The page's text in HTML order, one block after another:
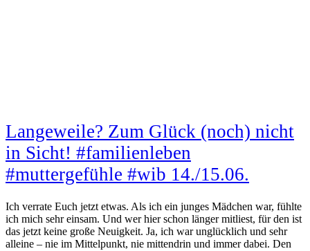
Langeweile? Zum Glück (noch) nicht
in Sicht! #familienleben
#muttergefühle #wib 14./15.06.
Ich verrate Euch jetzt etwas. Als ich ein junges Mädchen war, fühlte
ich mich sehr einsam. Und wer hier schon länger mitliest, für den ist
das jetzt keine große Neuigkeit. Ja, ich war unglücklich und sehr
alleine – nie im Mittelpunkt, nie mittendrin und immer dabei. Den